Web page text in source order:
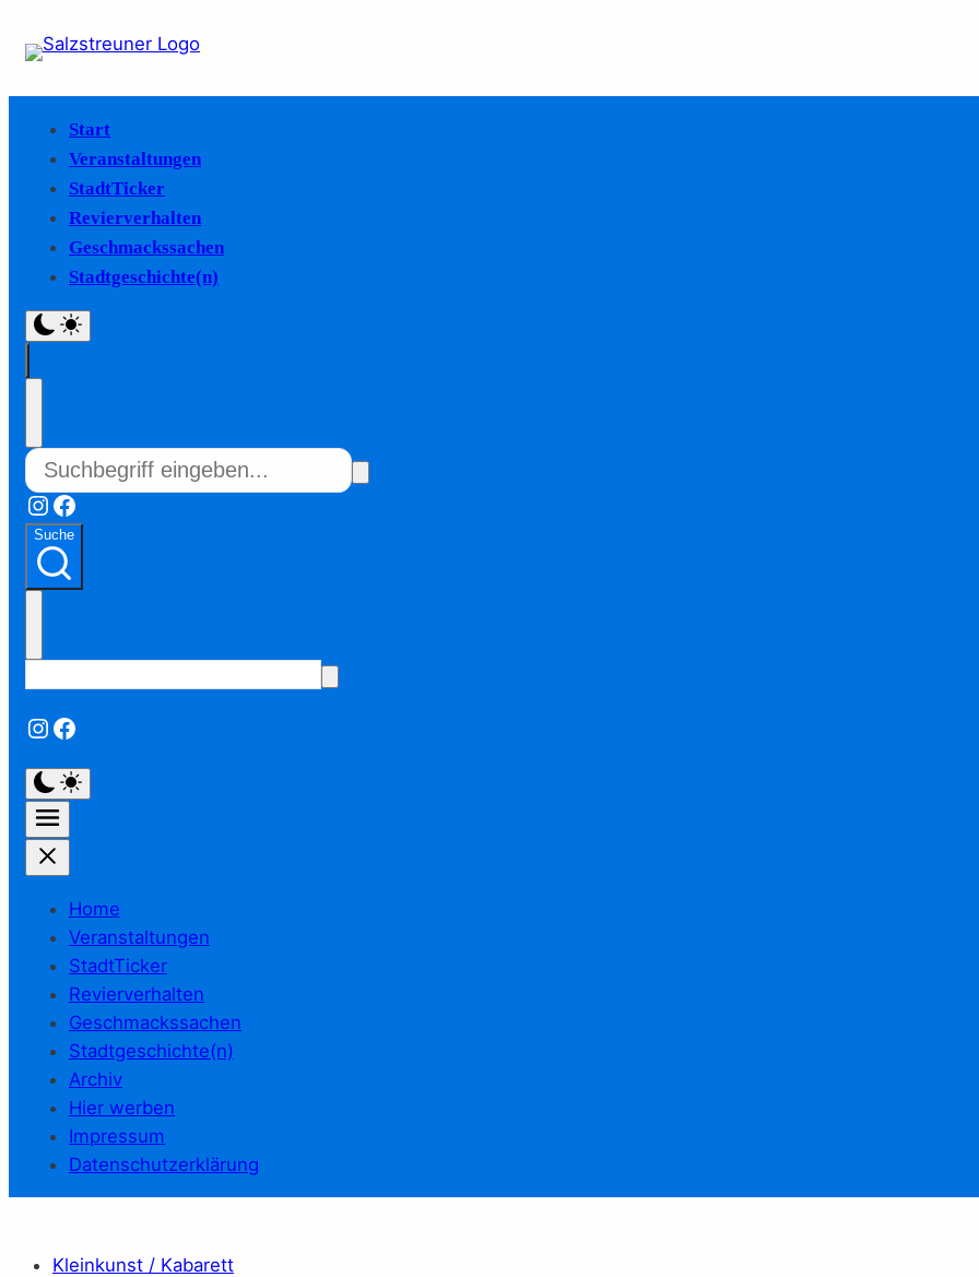
Start
Veranstaltungen
StadtTicker
Revierverhalten
Geschmackssachen
Stadtgeschichte(n)
Instagram
Facebook
Suche
Instagram
Facebook
Home
Veranstaltungen
StadtTicker
Revierverhalten
Geschmackssachen
Stadtgeschichte(n)
Archiv
Hier werben
Impressum
Datenschutzerklärung
Kleinkunst / Kabarett